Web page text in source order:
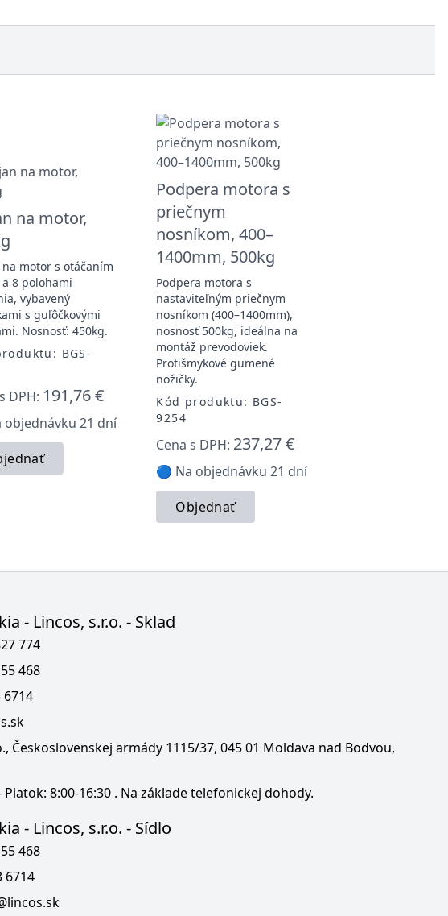
na motor,
motor s otáčaním
a 8 polohami
vybavený
s guľôčkovými
Nosnosť: 450kg.
BGS-
DPH: 191,76 €
objednávku 21 dní
Podpera motora s
priečnym
nosníkom, 400–
1400mm, 500kg
Podpera motora s
nastaviteľným priečnym
nosníkom (400–1400mm),
nosnosť 500kg, ideálna na
montáž prevodoviek.
Protišmykové gumené
nožičky.
Kód produktu: BGS-
9254
Cena s DPH: 237,27 €
🔵 Na objednávku 21 dní
Objednať
- Lincos, s.r.o. - Sklad
774
468
6714
Československej armády 1115/37, 045 01 Moldava nad Bodvou,
Piatok: 8:00-16:30 . Na základe telefonickej dohody.
- Lincos, s.r.o. - Sídlo
468
6714